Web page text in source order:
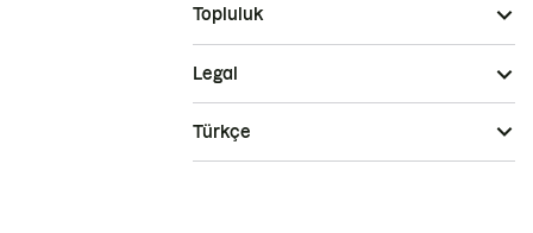
Topluluk
Legal
Türkçe